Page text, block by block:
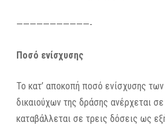
———————————-
Ποσό ενίσχυσης
Το κατ’ αποκοπή ποσό ενίσχυσης
δικαιούχων της δράσης ανέρχεται σε
καταβάλλεται σε τρεις δόσεις ως